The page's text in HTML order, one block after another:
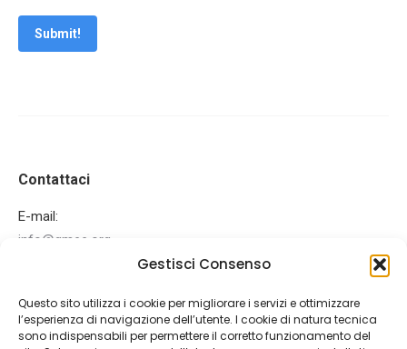
Gestisci Consenso
Questo sito utilizza i cookie per migliorare i servizi e ottimizzare
l’esperienza di navigazione dell’utente. I cookie di natura tecnica
sono indispensabili per permettere il corretto funzionamento del
Submit!
Contattaci
E-mail:
info@gmee.org
page
opens
page
opens
Ultime News